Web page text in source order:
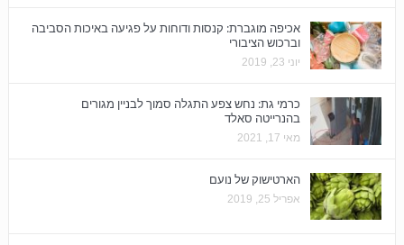
אכיפה מוגברת: קנסות ודוחות על פגיעה באיכות הסביבה
וברכוש הציבורי
יוני 23, 2019
כרמי גת: נחש צפע התגלה סמוך לבניין מגורים
בהנרייטה סאלד
מאי 17, 2021
הארטישוק של נועם
אפריל 25, 2019